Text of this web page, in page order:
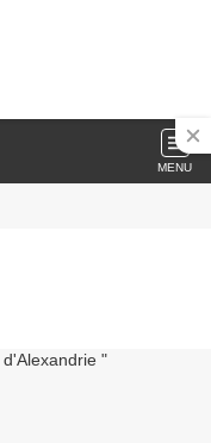
MENU